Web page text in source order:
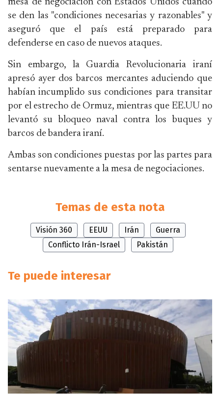
mesa de negociación con Estados Unidos cuando
se den las "condiciones necesarias y razonables" y
aseguró que el país está preparado para
defenderse en caso de nuevos ataques.
Sin embargo, la Guardia Revolucionaria iraní
apresó ayer dos barcos mercantes aduciendo que
habían incumplido sus condiciones para transitar
por el estrecho de Ormuz, mientras que EE.UU no
levantó su bloqueo naval contra los buques y
barcos de bandera iraní.
Ambas son condiciones puestas por las partes para
sentarse nuevamente a la mesa de negociaciones.
Temas de esta nota
Visión 360 EEUU Irán
Guerra
Conflicto Irán-Israel
Pakistán
Te puede interesar